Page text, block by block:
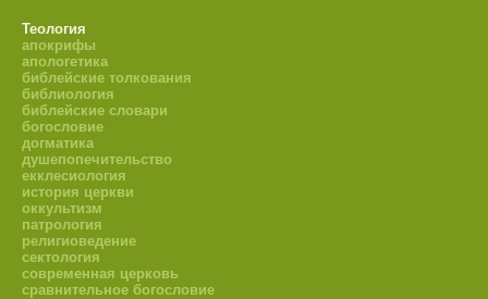
Теология
апокрифы
апологетика
библейские толкования
библиология
библейские словари
богословие
догматика
душепопечительство
екклесиология
история церкви
оккультизм
патрология
религиоведение
сектология
современная церковь
сравнительное богословие